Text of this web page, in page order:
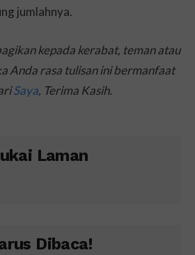
jumlahnya.
kepada kerabat, teman atau
Anda rasa tulisan ini bermanfaat
Saya, Terima Kasih.
Laman
Dibaca!